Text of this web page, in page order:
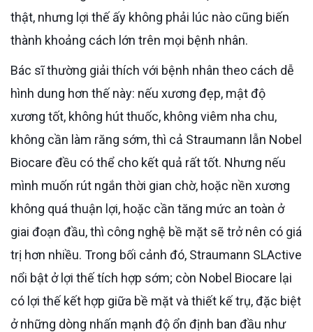
thật, nhưng lợi thế ấy không phải lúc nào cũng biến
thành khoảng cách lớn trên mọi bệnh nhân.
Bác sĩ thường giải thích với bệnh nhân theo cách dễ
hình dung hơn thế này: nếu xương đẹp, mật độ
xương tốt, không hút thuốc, không viêm nha chu,
không cần làm răng sớm, thì cả Straumann lẫn Nobel
Biocare đều có thể cho kết quả rất tốt. Nhưng nếu
mình muốn rút ngắn thời gian chờ, hoặc nền xương
không quá thuận lợi, hoặc cần tăng mức an toàn ở
giai đoạn đầu, thì công nghệ bề mặt sẽ trở nên có giá
trị hơn nhiều. Trong bối cảnh đó, Straumann SLActive
nổi bật ở lợi thế tích hợp sớm; còn Nobel Biocare lại
có lợi thế kết hợp giữa bề mặt và thiết kế trụ, đặc biệt
ở những dòng nhấn mạnh độ ổn định ban đầu như